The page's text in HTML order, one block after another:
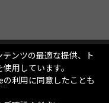
ンツの最適な提供、ト
用しています。
利用に同意したことも